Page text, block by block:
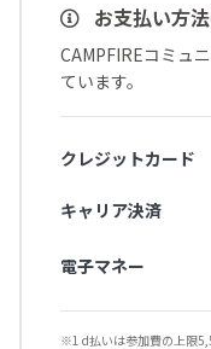
お支払い方
CAMPFIREコミュ
ています。
クレジットカード
キャリア決済
電子マネー
※1 d払いは参加費の上限